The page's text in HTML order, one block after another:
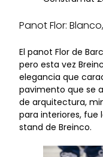
Panot Flor:
El panot Flor de
pero esta vez
elegancia que
pavimento que se
de arquitectura,
para interiores, fue
stand de Breinco.